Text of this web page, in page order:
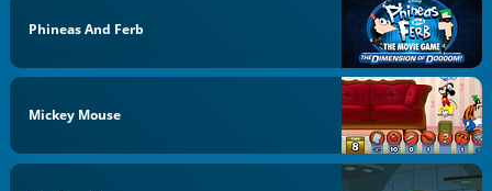
Phineas And Ferb
Mickey Mouse